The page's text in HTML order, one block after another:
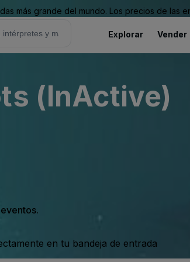
más grande del mundo. Los precios de
Explorar Vender
(InActive)
en tu bandeja de entrada